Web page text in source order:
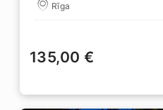
Rīga
135,00 €